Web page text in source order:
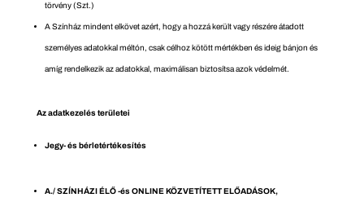
törvény (Szt.)
A Színház mindent elkövet azért, hogy a hozzá került vagy részére átadott
személyes adatokkal méltón, csak célhoz kötött mértékben és ideig bánjon és
amíg rendelkezik az adatokkal, maximálisan biztosítsa azok védelmét.
Az adatkezelés területei
Jegy- és bérletértékesítés
A./ SZÍNHÁZI ÉLŐ -és ONLINE KÖZVETÍTETT ELŐADÁSOK,